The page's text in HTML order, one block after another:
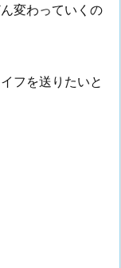
変わっていくの
フを送りたいと